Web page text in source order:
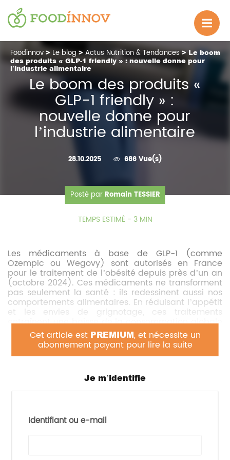
Foodinnov > Le blog>Actus Nutrition & Tendances> Le boom
des produits « GLP-1 friendly » : nouvelle donne pour
l’industrie alimentaire
Le boom des produits «
GLP-1 friendly » :
nouvelle donne pour
l’industrie alimentaire
28.10.2025 686 Vue(s)
Posté par Romain TESSIER
Cet article est PREMIUM, et nécessite un
abonnement payant pour lire la suite
Je m’identifie
Identifiant ou e-mail
TEMPS ESTIMÉ - 3 MIN
Les médicaments à base de GLP-1 (comme
Ozempic ou Wegovy) sont autorisés en France
pour le traitement de l’obésité depuis près d’un an
(octobre 2024). Ces médicaments ne transforment
pas seulement la santé : ils redessinent aussi nos
comportements alimentaires. En réduisant l’appétit
et les envies de grignotage, ces traitements
entraînent une baisse de la consommation globale
— 30 % des utilisateurs réduisent leurs dépenses
alimentaires selon KPMG. Résultat : un effet massif
pour l’industrie agroalimentaire, notamment outre-
Atlantique, avec une diminution des dépenses
de 50 milliards de dollars.
Nestlé à
General Mills,
s’adaptent
programme :